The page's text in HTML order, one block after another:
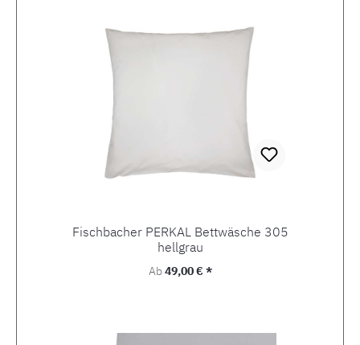
Fischbacher PERKAL Bettwäsche 305
hellgrau
Regulärer Preis:
Ab49,00 € *